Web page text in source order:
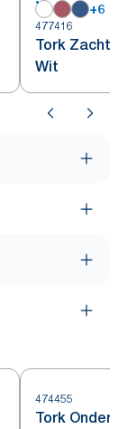
+6
477416
Tork Zachte
Wit
474455
Tork